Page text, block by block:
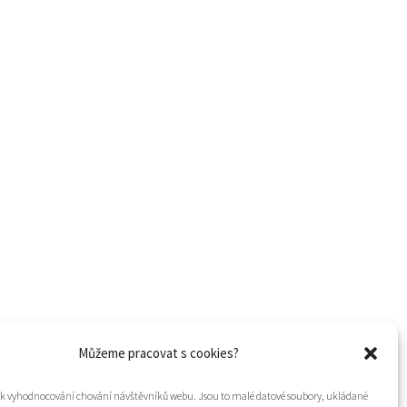
Můžeme pracovat s cookies?
k vyhodnocování chování návštěvníků webu. Jsou to malé datové soubory, ukládané